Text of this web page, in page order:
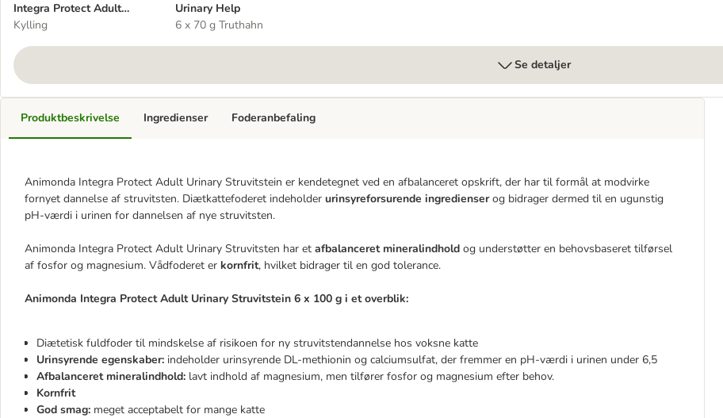
Integra Protect Adult
Urinary Struvitsten bakke 6
Kylling
Urinary Help
6 x 70 g Truthahn
Se detaljer
Produktbeskrivelse
Animonda Integra Protect Adult Urinary Struvitstein er kendetegnet ved en afbalanceret opskrift, der har til formål at modvirke
fornyet dannelse af struvitsten. Diætkattefoderet indeholder urinsyreforsurende ingredienserog bidrager dermed til en ugunstig
pH-værdi i urinen for dannelsen af nye struvitsten.
Animonda Integra Protect Adult Urinary Struvitsten har et afbalanceret mineralindhold og understøtter en behovsbaseret tilførsel
af fosfor og magnesium. Vådfoderet er kornfrit, hvilket bidrager til en god tolerance.
Animonda Integra Protect Adult Urinary Struvitstein 6 x 100 g i et overblik:
Diætetisk fuldfoder til mindskelse af risikoen for ny struvitstendannelse hos voksne katte
Urinsyrende egenskaber: indeholder urinsyrende DL-methionin og calciumsulfat, der fremmer en pH-værdi i urinen under 6,5
Afbalanceret mineralindhold: lavt indhold af magnesium, men tilfører fosfor og magnesium efter behov.
Kornfrit
God smag: meget acceptabelt for mange katte
Ingredienser Foderanbefaling